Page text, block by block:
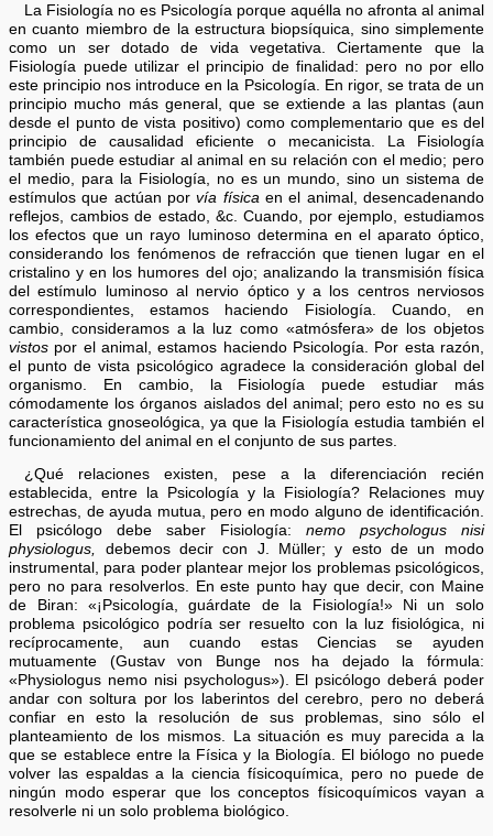
La Fisiología no es Psicología porque aquélla no afronta al animal
en cuanto miembro de la estructura biopsíquica, sino simplemente
como un ser dotado de vida vegetativa. Ciertamente que la
Fisiología puede utilizar el principio de finalidad: pero no por ello
este principio nos introduce en la Psicología. En rigor, se trata de un
principio mucho más general, que se extiende a las plantas (aun
desde el punto de vista positivo) como complementario que es del
principio de causalidad eficiente o mecanicista. La Fisiología
también puede estudiar al animal en su relación con el medio; pero
el medio, para la Fisiología, no es un mundo, sino un sistema de
estímulos que actúan porvía física en el animal, desencadenando
reflejos, cambios de estado, &c. Cuando, por ejemplo, estudiamos
los efectos que un rayo luminoso determina en el aparato óptico,
considerando los fenómenos de refracción que tienen lugar en el
cristalino y en los humores del ojo; analizando la transmisión física
del estímulo luminoso al nervio óptico y a los centros nerviosos
correspondientes, estamos haciendo Fisiología. Cuando, en
cambio, consideramos a la luz como «atmósfera» de los objetos
vistos por el animal, estamos haciendo Psicología. Por esta razón,
el punto de vista psicológico agradece la consideración global del
organismo. En cambio, la Fisiología puede estudiar más
cómodamente los órganos aislados del animal; pero esto no es su
característica gnoseológica, ya que la Fisiología estudia también el
funcionamiento del animal en el conjunto de sus partes.
¿Qué relaciones existen, pese a la diferenciación recién
establecida, entre la Psicología y la Fisiología? Relaciones muy
estrechas, de ayuda mutua, pero en modo alguno de identificación.
El psicólogo debe saber Fisiología: nemo psychologus nisi
physiologus, debemos decir con J. Müller; y esto de un modo
instrumental, para poder plantear mejor los problemas psicológicos,
pero no para resolverlos. En este punto hay que decir, con Maine
de Biran: «¡Psicología, guárdate de la Fisiología!» Ni un solo
problema psicológico podría ser resuelto con la luz fisiológica, ni
recíprocamente, aun cuando estas Ciencias se ayuden
mutuamente (Gustav von Bunge nos ha dejado la fórmula:
«Physiologus nemo nisi psychologus»). El psicólogo deberá poder
andar con soltura por los laberintos del cerebro, pero no deberá
confiar en esto la resolución de sus problemas, sino sólo el
planteamiento de los mismos. La situación es muy parecida a la
que se establece entre la Física y la Biología. El biólogo no puede
volver las espaldas a la ciencia físicoquímica, pero no puede de
ningún modo esperar que los conceptos físicoquímicos vayan a
resolverle ni un solo problema biológico.